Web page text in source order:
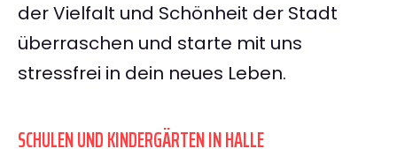
der Vielfalt und Schönheit der Stadt
überraschen und starte mit uns
stressfrei in dein neues Leben.
SCHULEN UND KINDERGÄRTEN IN HALLE